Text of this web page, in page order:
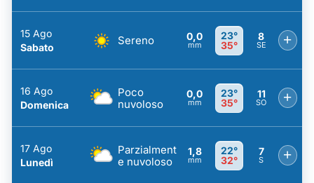
15 Ago
Sabato
Sereno 0,0
mm
23°
35°
8
SE +
16 Ago
Domenica
Poco
nuvoloso
0,0
mm
23°
35°
11
SO +
17 Ago
Lunedì
Parzialment
e nuvoloso
1,8
mm
22°
32°
7
S +